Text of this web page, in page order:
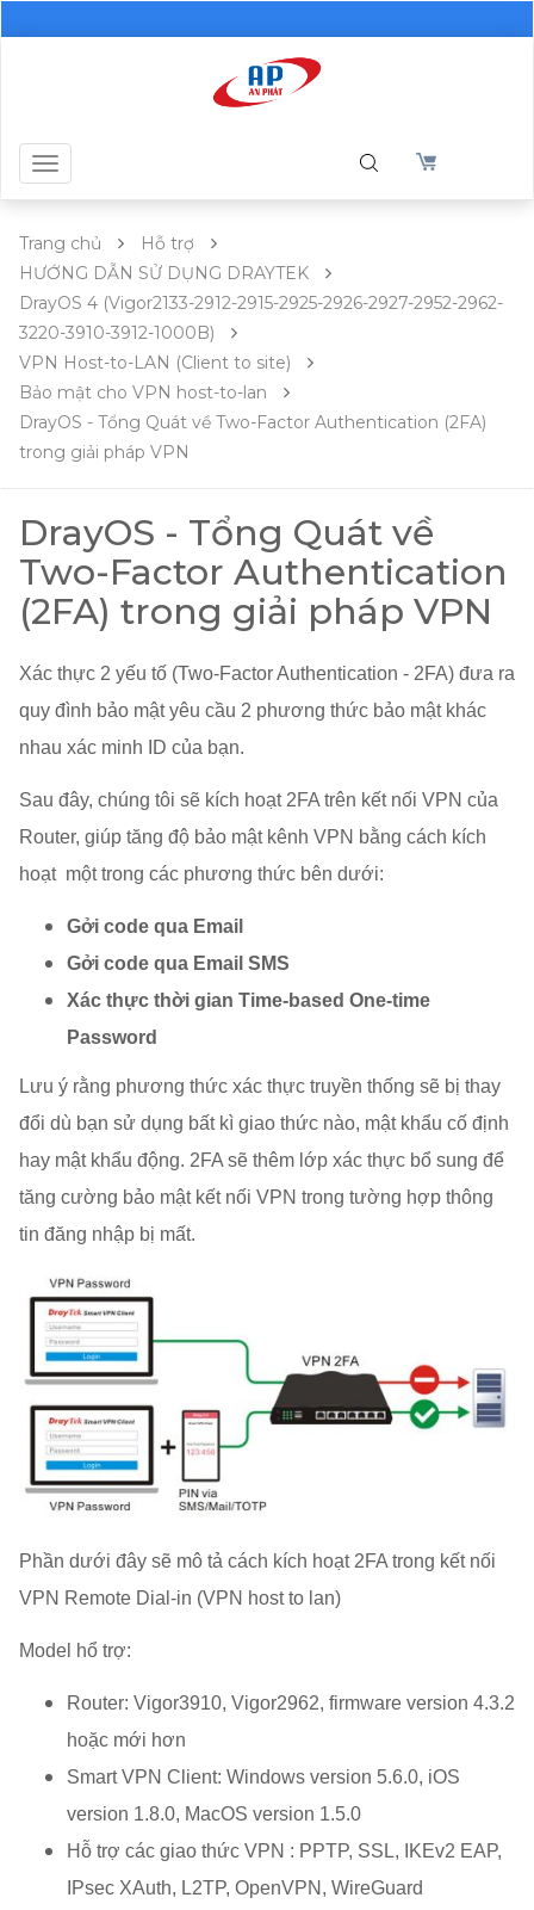
Toggle
navigation
Trang chủ
Hỗ trợ
HƯỚNG DẪN SỬ DỤNG DRAYTEK
DrayOS 4 (Vigor2133-2912-2915-2925-2926-2927-2952-2962-
3220-3910-3912-1000B)
VPN Host-to-LAN (Client to site)
Bảo mật cho VPN host-to-lan
DrayOS - Tổng Quát về Two-Factor Authentication (2FA)
trong giải pháp VPN
DrayOS - Tổng Quát về
Two-Factor Authentication
(2FA) trong giải pháp VPN
Xác thực 2 yếu tố (Two-Factor Authentication - 2FA) đưa ra
quy đình bảo mật yêu cầu 2 phương thức bảo mật khác
nhau xác minh ID của bạn.
Sau đây, chúng tôi sẽ kích hoạt 2FA trên kết nối VPN của
Router, giúp tăng độ bảo mật kênh VPN bằng cách kích
hoạt một trong các phương thức bên dưới:
Gởi code qua Email
Gởi code qua Email SMS
Xác thực thời gian Time-based One-time
Password
Lưu ý rằng phương thức xác thực truyền thống sẽ bị thay
đổi dù bạn sử dụng bất kì giao thức nào, mật khẩu cố định
hay mật khẩu động. 2FA sẽ thêm lớp xác thực bổ sung để
tăng cường bảo mật kết nối VPN trong tường hợp thông
tin đăng nhập bị mất.
Phần dưới đây sẽ mô tả cách kích hoạt 2FA trong kết nối
VPN Remote Dial-in (VPN host to lan)
Model hổ trợ:
Router: Vigor3910, Vigor2962, firmware version 4.3.2
hoặc mới hơn
Smart VPN Client: Windows version 5.6.0, iOS
version 1.8.0, MacOS version 1.5.0
Hỗ trợ các giao thức VPN : PPTP, SSL, IKEv2 EAP,
IPsec XAuth, L2TP, OpenVPN, WireGuard